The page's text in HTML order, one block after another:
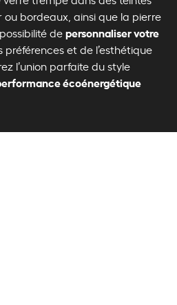
bordeaux, ainsi que la pierre
depersonnaliser votre
et de l’esthétique
l’union parfaite du style
écoénergétique